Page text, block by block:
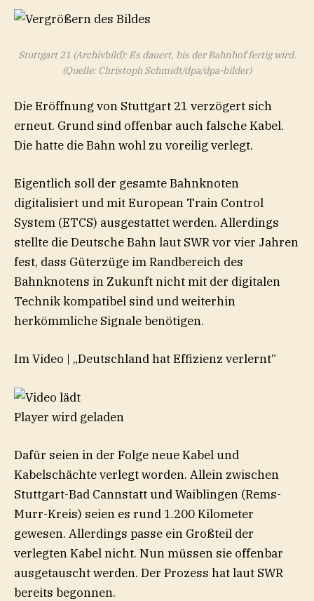
Stuttgart 21 (Archivbild): Es dauert, bis der Bahnhof fertig wird.
(Quelle: Christoph Schmidt/dpa/dpa-bilder)
Die Eröffnung von Stuttgart 21 verzögert sich
erneut. Grund sind offenbar auch falsche Kabel.
Die hatte die Bahn wohl zu voreilig verlegt.
Eigentlich soll der gesamte Bahnknoten
digitalisiert und mit European Train Control
System (ETCS) ausgestattet werden. Allerdings
stellte die Deutsche Bahn laut SWR vor vier Jahren
fest, dass Güterzüge im Randbereich des
Bahnknotens in Zukunft nicht mit der digitalen
Technik kompatibel sind und weiterhin
herkömmliche Signale benötigen.
Im Video | „Deutschland hat Effizienz verlernt“
Player wird geladen
Dafür seien in der Folge neue Kabel und
Kabelschächte verlegt worden. Allein zwischen
Stuttgart-Bad Cannstatt und Waiblingen (Rems-
Murr-Kreis) seien es rund 1.200 Kilometer
gewesen. Allerdings passe ein Großteil der
verlegten Kabel nicht. Nun müssen sie offenbar
ausgetauscht werden. Der Prozess hat laut SWR
bereits begonnen.